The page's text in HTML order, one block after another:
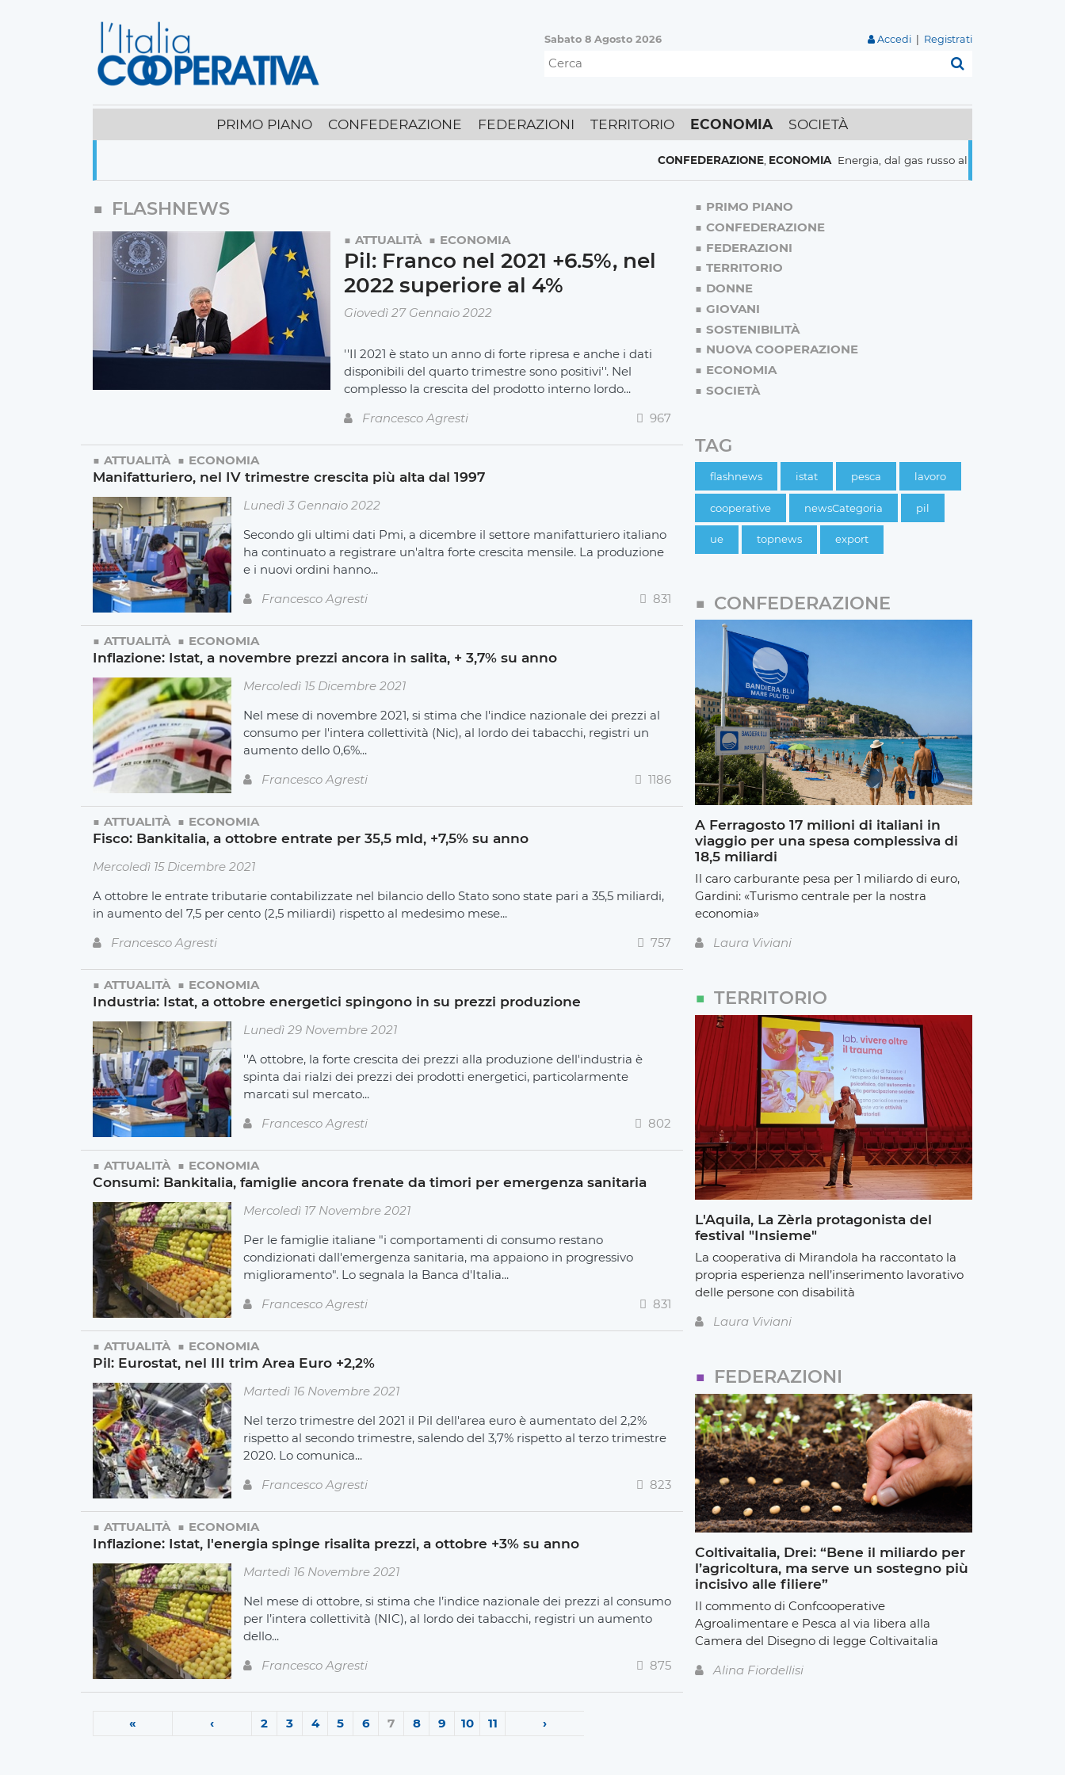
Sabato 8 Agosto 2026 Accedi Registrati
PRIMO PIANO CONFEDERAZIONE FEDERAZIONI TERRITORIO ECONOMIA SOCIETÀ
CONFEDERAZIONE,ECONOMIA Energia, dal gas russo al nucleare italiani pronti a
FLASHNEWS
ATTUALITÀ ECONOMIA
Pil: Franco nel 2021 +6.5%, nel
2022 superiore al 4%
Giovedì 27 Gennaio 2022
''Il 2021 è stato un anno di forte ripresa e anche i dati
disponibili del quarto trimestre sono positivi''. Nel
complesso la crescita del prodotto interno lordo...
Francesco Agresti
967
ATTUALITÀ ECONOMIA
Manifatturiero, nel IV trimestre crescita più alta dal 1997
Lunedì 3 Gennaio 2022
Secondo gli ultimi dati Pmi, a dicembre il settore manifatturiero italiano
ha continuato a registrare un'altra forte crescita mensile. La produzione
e i nuovi ordini hanno...
Francesco Agresti
831
ATTUALITÀ ECONOMIA
Inflazione: Istat, a novembre prezzi ancora in salita, + 3,7% su anno
Mercoledì 15 Dicembre 2021
Nel mese di novembre 2021, si stima che l'indice nazionale dei prezzi al
consumo per l'intera collettività (Nic), al lordo dei tabacchi, registri un
aumento dello 0,6%...
Francesco Agresti
1186
ATTUALITÀ ECONOMIA
Fisco: Bankitalia, a ottobre entrate per 35,5 mld, +7,5% su anno
Mercoledì 15 Dicembre 2021
A ottobre le entrate tributarie contabilizzate nel bilancio dello Stato sono state pari a 35,5 miliardi,
in aumento del 7,5 per cento (2,5 miliardi) rispetto al medesimo mese...
Francesco Agresti
757
ATTUALITÀ ECONOMIA
Industria: Istat, a ottobre energetici spingono in su prezzi produzione
Lunedì 29 Novembre 2021
''A ottobre, la forte crescita dei prezzi alla produzione dell'industria è
spinta dai rialzi dei prezzi dei prodotti energetici, particolarmente
marcati sul mercato...
Francesco Agresti
802
ATTUALITÀ ECONOMIA
Consumi: Bankitalia, famiglie ancora frenate da timori per emergenza sanitaria
Mercoledì 17 Novembre 2021
Per le famiglie italiane "i comportamenti di consumo restano
condizionati dall'emergenza sanitaria, ma appaiono in progressivo
miglioramento". Lo segnala la Banca d'Italia...
Francesco Agresti
831
ATTUALITÀ ECONOMIA
Pil: Eurostat, nel III trim Area Euro +2,2%
Martedì 16 Novembre 2021
Nel terzo trimestre del 2021 il Pil dell'area euro è aumentato del 2,2%
rispetto al secondo trimestre, salendo del 3,7% rispetto al terzo trimestre
2020. Lo comunica...
Francesco Agresti
823
ATTUALITÀ ECONOMIA
Inflazione: Istat, l'energia spinge risalita prezzi, a ottobre +3% su anno
Martedì 16 Novembre 2021
Nel mese di ottobre, si stima che l’indice nazionale dei prezzi al consumo
per l’intera collettività (NIC), al lordo dei tabacchi, registri un aumento
dello...
Francesco Agresti
875
« ‹ 2 3 4 5 6 7 8 9 10 11 ›
PRIMO PIANO
CONFEDERAZIONE
FEDERAZIONI
TERRITORIO
DONNE
GIOVANI
SOSTENIBILITÀ
NUOVA COOPERAZIONE
ECONOMIA
SOCIETÀ
TAG
flashnews istat pesca lavoro
cooperative newsCategoria pil
ue topnews export
CONFEDERAZIONE
A Ferragosto 17 milioni di italiani in
viaggio per una spesa complessiva di
18,5 miliardi
Il caro carburante pesa per 1 miliardo di euro,
Gardini: «Turismo centrale per la nostra
economia»
Laura Viviani
TERRITORIO
L'Aquila, La Zèrla protagonista del
festival "Insieme"
La cooperativa di Mirandola ha raccontato la
propria esperienza nell’inserimento lavorativo
delle persone con disabilità
Laura Viviani
FEDERAZIONI
Coltivaitalia, Drei: “Bene il miliardo per
l’agricoltura, ma serve un sostegno più
incisivo alle filiere”
Il commento di Confcooperative
Agroalimentare e Pesca al via libera alla
Camera del Disegno di legge Coltivaitalia
Alina Fiordellisi